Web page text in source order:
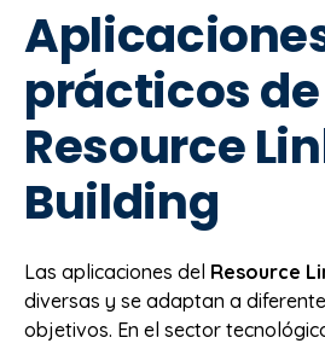
prácticos de
Resource
Building
Las aplicaciones del Resource
diversas y se adaptan a
objetivos. En el sector